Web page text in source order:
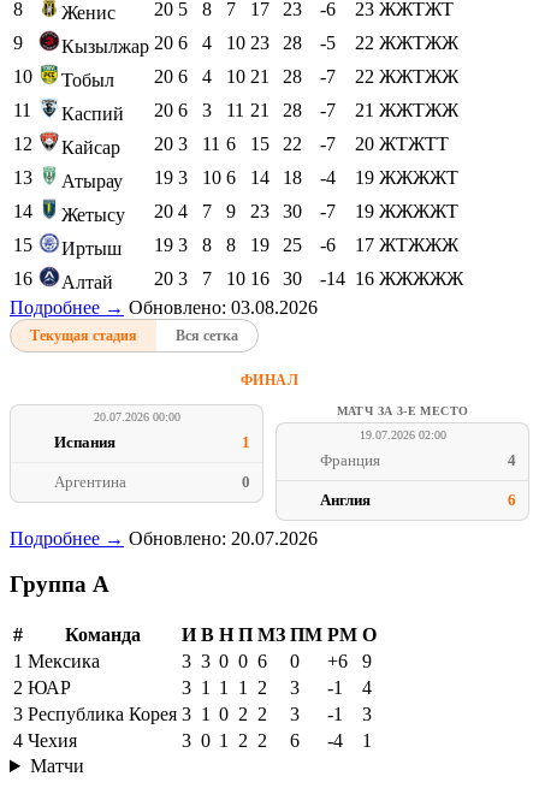
8 Женис 20 5 8 7 17 23 -6 23 ЖЖТЖТ
9
Кызылжар 20 6 4 10 23 28 -5 22 ЖЖТЖЖ
10
Тобыл 20 6 4 10 21 28 -7 22 ЖЖТЖЖ
11
Каспий 20 6 3 11 21 28 -7 21 ЖЖТЖЖ
12
Кайсар 20 3 11 6 15 22 -7 20 ЖТЖТТ
13
Атырау 19 3 10 6 14 18 -4 19 ЖЖЖЖТ
14
Жетысу 20 4 7 9 23 30 -7 19 ЖЖЖЖТ
15
Иртыш 19 3 8 8 19 25 -6 17 ЖТЖЖЖ
16
Алтай 20 3 7 10 16 30 -14 16 ЖЖЖЖЖ
Подробнее → Обновлено: 03.08.2026
Текущая стадия Вся сетка
ФИНАЛ
20.07.2026 00:00
Испания 1
Аргентина 0
МАТЧ ЗА 3-Е МЕСТО
19.07.2026 02:00
Франция 4
Англия 6
Подробнее → Обновлено: 20.07.2026
Группа A
# Команда И В Н П МЗ ПМ РМ О
1 Мексика 3 3 0 0 6 0 +6
9
2 ЮАР 3 1 1 1 2 3 -1
4
3 Республика Корея 3 1 0 2 2 3 -1
3
4 Чехия 3 0 1 2 2 6 -4
1
Матчи